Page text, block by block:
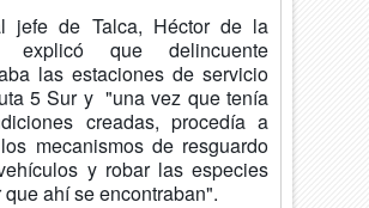
jefe de Talca, Héctor de la
explicó que delincuente
las estaciones de servicio
5 Sur y "una vez que tenía
creadas, procedía a
mecanismos de resguardo
y robar las especies
ahí se encontraban".